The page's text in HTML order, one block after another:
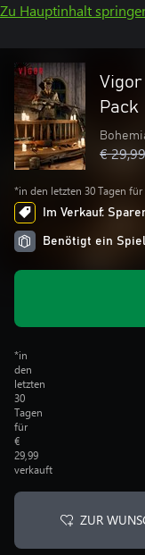
Zu Hauptinhalt
Pack
€ 29,99
*in den letzten 30 Tagen für
Im Verkauf:
Benötigt ein Spiel
*in
den
letzten
30
Tagen
für
€
29,99
verkauft
ZUR